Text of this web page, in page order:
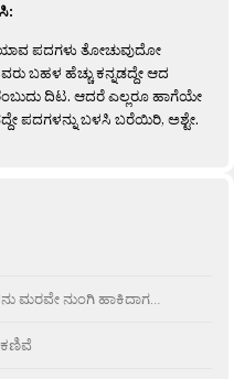
ಪದಗಳು ತೋಚುವುದೋ
ಬಹಳ ಹೆಚ್ಚು ಕನ್ನಡದ್ದೇ ಆದ
ದಿಟ. ಆದರೆ ಎಲ್ಲರೂ ಹಾಗೆಯೇ
ಪದಗಳನ್ನು ಬಳಸಿ ಬರೆಯಿರಿ, ಅಶ್ಟೇ.
ಮರವೇ ನುಂಗಿ ಹಾಕಿದಾಗ…
ಕಣಿವೆ